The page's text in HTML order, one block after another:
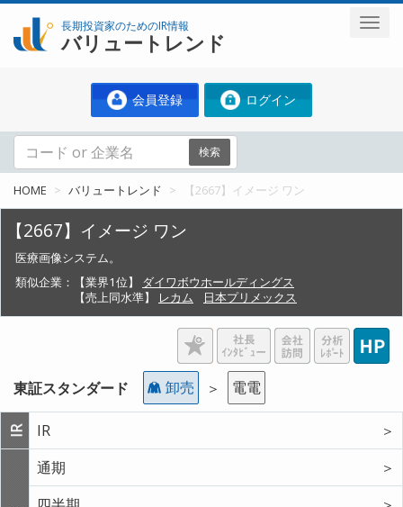
長期投資家のためのIR情報
バリュートレンド
会員登録 ログイン
検索
HOME バリュートレンド 【2667】イメージ ワン
【2667】イメージ ワン
医療画像システム。
類似企業：
【業界1位】
ダイワボウホールディングス
【売上同水準】
レカム 日本プリメックス
東証スタンダード 卸売 ＞ 電電
IR IR ＞
通期
＞